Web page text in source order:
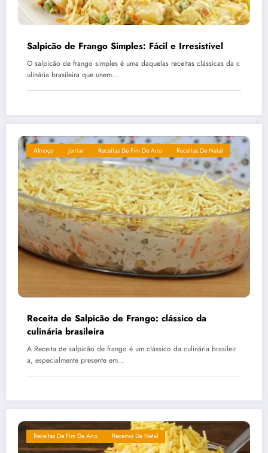
Salpicão de Frango Simples: Fácil e Irresistível
O salpicão de frango simples é uma daquelas receitas clássicas da c
ulinária brasileira que unem…
Almoço Jantar Receitas De Fim De Ano Receitas De Natal
Receita de Salpicão de Frango: clássico da
culinária brasileira
A Receita de salpicão de frango é um clássico da culinária brasileir
a, especialmente presente em…
Receitas De Fim De Ano Receitas De Natal